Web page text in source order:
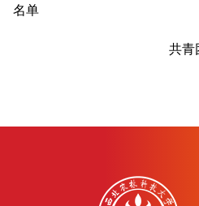
名单
共青